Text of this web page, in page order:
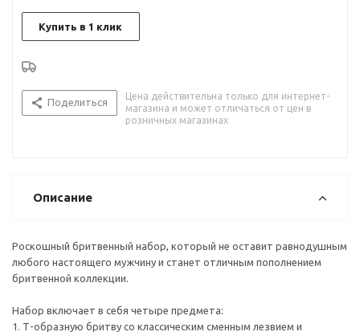
Купить в 1 клик
Поделиться
Цена действительна только для интернет-
магазина и может отличаться от цен в
розничных магазинах
Описание
Роскошный бритвенный набор, который не оставит равнодушным
любого настоящего мужчину и станет отличным пополнением
бритвенной коллекции.
Набор включает в себя четыре предмета:
1. Т-образную бритву со классическим сменным лезвием и